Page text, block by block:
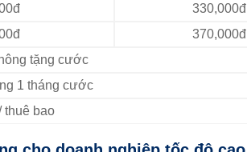
330,000đ
370,000đ
tặng cước
1 tháng cước
thuê bao